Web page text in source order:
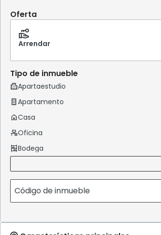
Oferta
Arrendar
Tipo de inmueble